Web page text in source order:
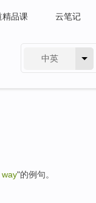
精品课 云笔记
中英
"的例句。